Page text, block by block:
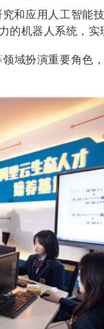
究和应用人工智能
机器人系统，实
域扮演重要角色